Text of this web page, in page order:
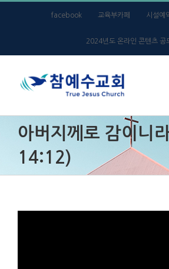
facebook 교육부카페 시설예
2024년도 온라인 콘텐츠 공
아버지께로 감이니
14:12)